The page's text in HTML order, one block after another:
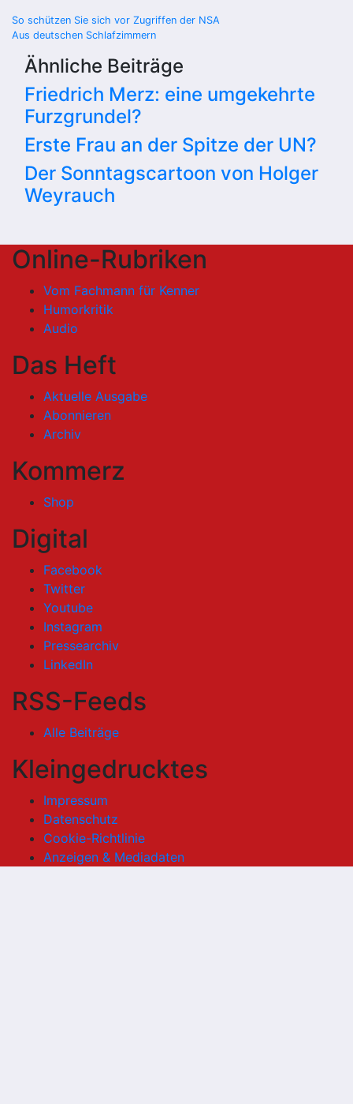
Beitragsnavigation
So schützen Sie sich vor Zugriffen der NSA
Aus deutschen Schlafzimmern
Ähnliche Beiträge
Friedrich Merz: eine umgekehrte
Furzgrundel?
Erste Frau an der Spitze der UN?
Der Sonntagscartoon von Holger
Weyrauch
Online-Rubriken
Vom Fachmann für Kenner
Humorkritik
Audio
Das Heft
Aktuelle Ausgabe
Abonnieren
Archiv
Kommerz
Shop
Digital
Facebook
Twitter
Youtube
Instagram
Pressearchiv
LinkedIn
RSS-Feeds
Alle Beiträge
Kleingedrucktes
Impressum
Datenschutz
Cookie-Richtlinie
Anzeigen & Mediadaten